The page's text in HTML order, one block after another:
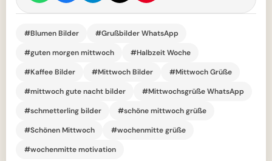
#Blumen Bilder
#Grußbilder WhatsApp
#guten morgen mittwoch
#Halbzeit Woche
#Kaffee Bilder
#Mittwoch Bilder
#Mittwoch Grüße
#mittwoch gute nacht bilder
#Mittwochsgrüße WhatsApp
#schmetterling bilder
#schöne mittwoch grüße
#Schönen Mittwoch
#wochenmitte grüße
#wochenmitte motivation